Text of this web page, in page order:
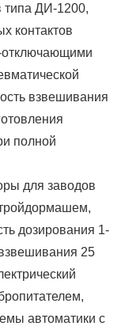
типа ДИ-1200,
контактов
отключающими
взвешивания
полной
для заводов
дозирования 1-
25
автоматики с